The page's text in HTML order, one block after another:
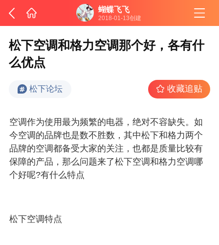
蝴蝶飞飞
2018-01-13创建
松下空调和格力空调那个好，各有什
么优点
松下论坛 收藏追贴
空调作为使用最为频繁的电器，绝对不容缺失。如
今空调的品牌也是数不胜数，其中松下和格力两个
品牌的空调都备受大家的关注，也都是质量比较有
保障的产品，那么问题来了松下空调和格力空调哪
个好呢?有什么特点
松下空调特点